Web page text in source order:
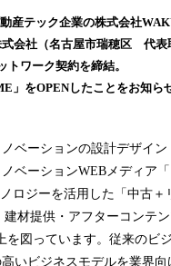
！
数
を
読
み
中
す
産テック企業の株式会社
会社（名古屋市瑞穂区 代表
ワーク契約を締結。
をOPENしたことをお知ら
ベーションの設計デザイン
ベーションWEBメディア
ロジーを活用した「中古＋
材提供・アフターコンテ
図っています。従来のビ
いビジネスモデルを業界向